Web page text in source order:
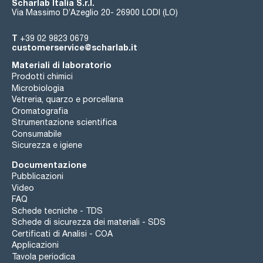
Scharlab Italia S.r.l.
Via Massimo D’Azeglio 20- 26900 LODI (LO)
T +39 02 9823 0679
customerservice@scharlab.it
Materiali di laboratorio
Prodotti chimici
Microbiologia
Vetreria, quarzo e porcellana
Cromatografia
Strumentazione scientifica
Consumabile
Sicurezza e igiene
Documentazione
Pubblicazioni
Video
FAQ
Schede tecniche - TDS
Schede di sicurezza dei materiali - SDS
Certificati di Analisi - COA
Applicazioni
Tavola periodica